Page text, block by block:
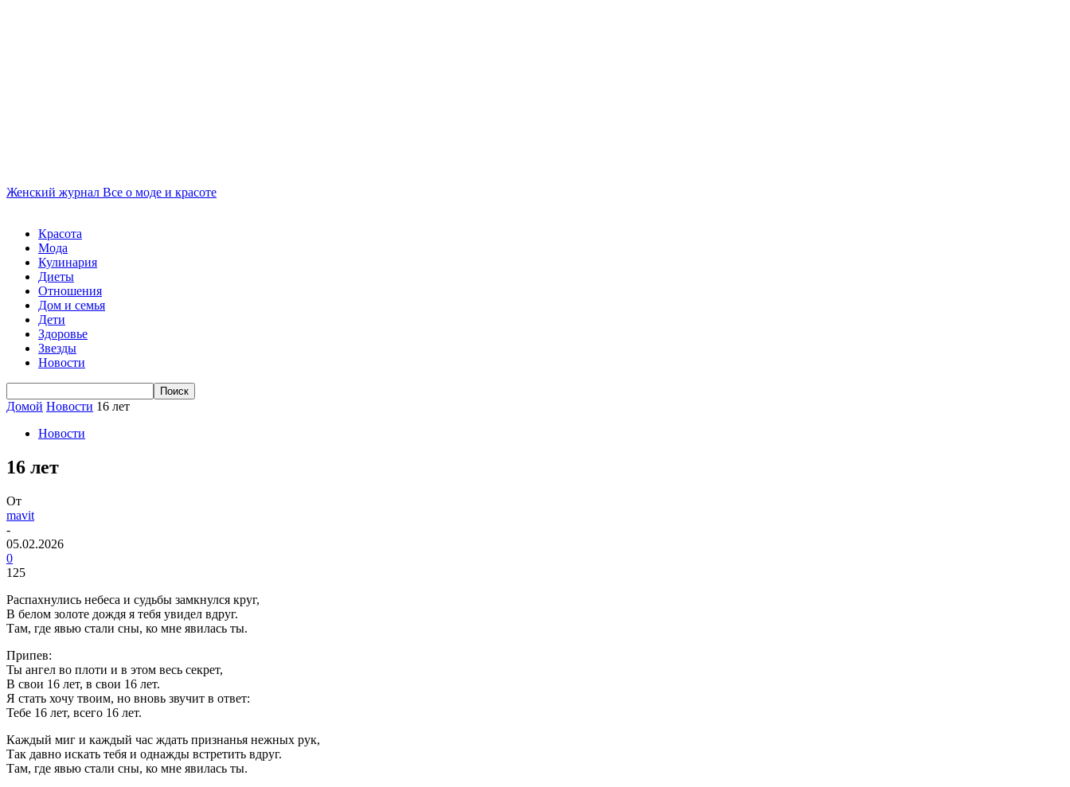
Женский журнал Все о моде и красоте
Красота
Мода
Кулинария
Диеты
Отношения
Дом и семья
Дети
Здоровье
Звезды
Новости
Домой Новости 16 лет
Новости
16 лет
От
mavit
-
05.02.2026
0
125
Распахнулись небеса и судьбы замкнулся круг,
В белом золоте дождя я тебя увидел вдруг.
Там, где явью стали сны, ко мне явилась ты.
Припев:
Ты ангел во плоти и в этом весь секрет,
В свои 16 лет, в свои 16 лет.
Я стать хочу твоим, но вновь звучит в ответ:
Тебе 16 лет, всего 16 лет.
Каждый миг и каждый час ждать признанья нежных рук,
Так давно искать тебя и однажды встретить вдруг.
Там, где явью стали сны, ко мне явилась ты.